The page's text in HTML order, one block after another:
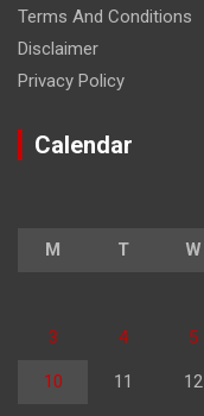
Terms And Conditions
Disclaimer
Privacy Policy
Calendar
M T W
3 4 5
10 11 12